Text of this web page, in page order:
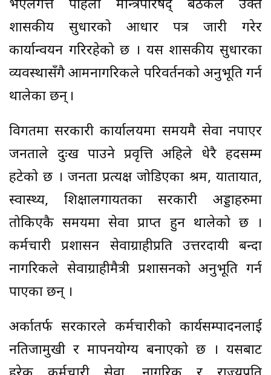
भएलगत्तै पहिलो मन्त्रिपरिषद् बैठकले उक्त
शासकीय सुधारको आधार पत्र जारी गरेर
कार्यान्वयन गरिरहेको छ । यस शासकीय सुधारका
व्यवस्थासँगै आमनागरिकले परिवर्तनको अनुभूति गर्न
थालेका छन् ।
विगतमा सरकारी कार्यालयमा समयमै सेवा नपाएर
जनताले दुःख पाउने प्रवृत्ति अहिले धेरै हदसम्म
हटेको छ । जनता प्रत्यक्ष जोडिएका श्रम, यातायात,
स्वास्थ्य, शिक्षालगायतका सरकारी अड्डाहरुमा
तोकिएकै समयमा सेवा प्राप्त हुन थालेको छ ।
कर्मचारी प्रशासन सेवाग्राहीप्रति उत्तरदायी बन्दा
नागरिकले सेवाग्राहीमैत्री प्रशासनको अनुभूति गर्न
पाएका छन् ।
अर्कातर्फ सरकारले कर्मचारीको कार्यसम्पादनलाई
नतिजामुखी र मापनयोग्य बनाएको छ । यसबाट